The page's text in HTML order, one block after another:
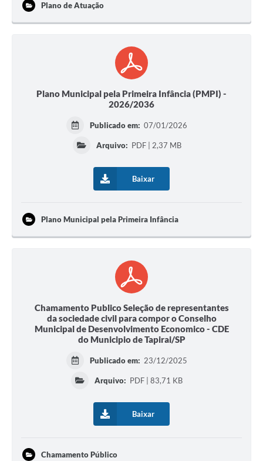
Plano de Atuação
Plano Municipal pela Primeira Infância (PMPI) -
2026/2036
Publicado em: 07/01/2026
Arquivo: PDF | 2,37 MB
Baixar
Plano Municipal pela Primeira Infância
Chamamento Publico Seleção de representantes
da sociedade civil para compor o Conselho
Municipal de Desenvolvimento Economico - CDE
do Municipio de Tapirai/SP
Publicado em: 23/12/2025
Arquivo: PDF | 83,71 KB
Baixar
Chamamento Público